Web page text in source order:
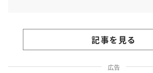
記事を見る
広告